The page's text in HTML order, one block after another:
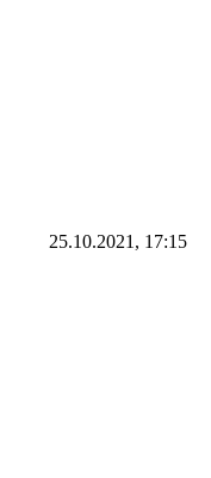
25.10.2021, 17:15